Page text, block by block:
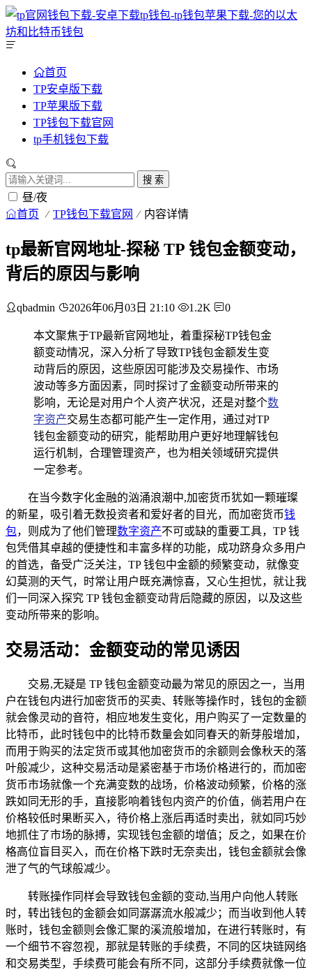
首页
TP安卓版下载
TP苹果版下载
TP钱包下载官网
tp手机钱包下载
搜 索
昼/夜
首页 TP钱包下载官网 内容详情
tp最新官网地址-探秘 TP 钱包金额变动，
背后的原因与影响
qbadmin 2026年06月03日 21:10 1.2K 0
本文聚焦于TP最新官网地址，着重探秘TP钱包金
额变动情况，深入分析了导致TP钱包金额发生变
动背后的原因，这些原因可能涉及交易操作、市场
波动等多方面因素，同时探讨了金额变动所带来的
影响，无论是对用户个人资产状况，还是对整个数
字资产交易生态都可能产生一定作用，通过对TP
钱包金额变动的研究，能帮助用户更好地理解钱包
运行机制，合理管理资产，也为相关领域研究提供
一定参考。
在当今数字化金融的汹涌浪潮中,加密货币犹如一颗璀璨
的新星，吸引着无数投资者和爱好者的目光，而加密货币钱
包，则成为了他们管理数字资产不可或缺的重要工具，TP 钱
包凭借其卓越的便捷性和丰富多样的功能，成功跻身众多用户
的首选，备受广泛关注，TP 钱包中金额的频繁变动，就像变
幻莫测的天气，时常让用户既充满惊喜，又心生担忧，就让我
们一同深入探究 TP 钱包金额变动背后隐藏的原因，以及这些
变动所带来的影响。
交易活动：金额变动的常见诱因
交易,无疑是 TP 钱包金额变动最为常见的原因之一，当用
户在钱包内进行加密货币的买卖、转账等操作时，钱包的金额
就会像灵动的音符，相应地发生变化，用户购买了一定数量的
比特币，此时钱包中的比特币数量会如同春天的新芽般增加，
而用于购买的法定货币或其他加密货币的余额则会像秋天的落
叶般减少，这种交易活动是紧密基于市场价格进行的，而加密
货币市场就像一个充满变数的战场，价格波动频繁，价格的涨
跌如同无形的手，直接影响着钱包内资产的价值，倘若用户在
价格较低时果断买入，待价格上涨后再适时卖出，就如同巧妙
地抓住了市场的脉搏，实现钱包金额的增值；反之，如果在价
格高位盲目买入，而在价格下跌时无奈卖出，钱包金额就会像
泄了气的气球般减少。
转账操作同样会导致钱包金额的变动,当用户向他人转账
时，转出钱包的金额会如同潺潺流水般减少；而当收到他人转
账时，钱包金额则会像汇聚的溪流般增加，在进行转账时，有
一个细节不容忽视，那就是转账的手续费，不同的区块链网络
和交易类型，手续费可能会有所不同，这部分手续费就像一位